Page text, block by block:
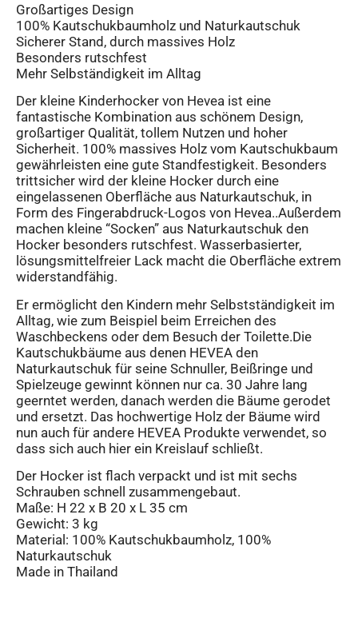
Großartiges Design
100% Kautschukbaumholz und Naturkautschuk
Sicherer Stand, durch massives Holz
Besonders rutschfest
Mehr Selbständigkeit im Alltag
Der kleine Kinderhocker von Hevea ist eine
fantastische Kombination aus schönem Design,
großartiger Qualität, tollem Nutzen und hoher
Sicherheit. 100% massives Holz vom Kautschukbaum
gewährleisten eine gute Standfestigkeit. Besonders
trittsicher wird der kleine Hocker durch eine
eingelassenen Oberfläche aus Naturkautschuk, in
Form des Fingerabdruck-Logos von Hevea..Außerdem
machen kleine “Socken” aus Naturkautschuk den
Hocker besonders rutschfest. Wasserbasierter,
lösungsmittelfreier Lack macht die Oberfläche extrem
widerstandfähig.
Er ermöglicht den Kindern mehr Selbstständigkeit im
Alltag, wie zum Beispiel beim Erreichen des
Waschbeckens oder dem Besuch der Toilette.Die
Kautschukbäume aus denen HEVEA den
Naturkautschuk für seine Schnuller, Beißringe und
Spielzeuge gewinnt können nur ca. 30 Jahre lang
geerntet werden, danach werden die Bäume gerodet
und ersetzt. Das hochwertige Holz der Bäume wird
nun auch für andere HEVEA Produkte verwendet, so
dass sich auch hier ein Kreislauf schließt.
Der Hocker ist flach verpackt und ist mit sechs
Schrauben schnell zusammengebaut.
Maße: H 22 x B 20 x L 35 cm
Gewicht: 3 kg
Material: 100% Kautschukbaumholz, 100%
Naturkautschuk
Made in Thailand